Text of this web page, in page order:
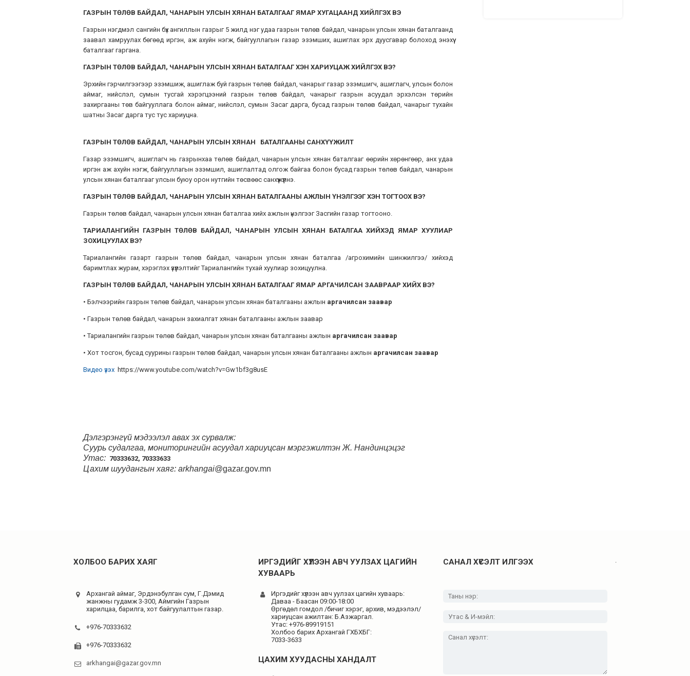
ГАЗРЫН ТӨЛӨВ БАЙДАЛ, ЧАНАРЫН УЛСЫН ХЯНАН БАТАЛГААГ ЯМАР ХУГАЦААНД ХИЙЛГЭХ ВЭ
Газрын нэгдмэл сангийн бүх ангиллын газрыг 5 жилд нэг удаа газрын төлөв байдал, чанарын улсын хянан баталгаанд
заавал хамруулах бөгөөд иргэн, аж ахуйн нэгж, байгууллагын газар эзэмших, ашиглах эрх дуусгавар болоход энэхүү
баталгааг гаргана.
ГАЗРЫН ТӨЛӨВ БАЙДАЛ, ЧАНАРЫН УЛСЫН ХЯНАН БАТАЛГААГ ХЭН ХАРИУЦАЖ ХИЙЛГЭХ ВЭ?
Эрхийн гэрчилгээгээр эзэмшиж, ашиглаж буй газрын төлөв байдал, чанарыг газар эзэмшигч, ашиглагч, улсын болон
аймаг, нийслэл, сумын тусгай хэрэгцээний газрын төлөв байдал, чанарыг газрын асуудал эрхэлсэн төрийн
захиргааны төв байгууллага болон аймаг, нийслэл, сумын Засаг дарга, бусад газрын төлөв байдал, чанарыг тухайн
шатны Засаг дарга тус тус хариуцна.
ГАЗРЫН ТӨЛӨВ БАЙДАЛ, ЧАНАРЫН УЛСЫН ХЯНАН БАТАЛГААНЫ САНХҮҮЖИЛТ
Газар эзэмшигч, ашиглагч нь газрынхаа төлөв байдал, чанарын улсын хянан баталгааг өөрийн хөрөнгөөр, анх удаа
иргэн аж ахуйн нэгж, байгууллагын эзэмшил, ашиглалтад олгож байгаа болон бусад газрын төлөв байдал, чанарын
улсын хянан баталгааг улсын буюу орон нутгийн төсвөөс санхүүжүүлнэ.
ГАЗРЫН ТӨЛӨВ БАЙДАЛ, ЧАНАРЫН УЛСЫН ХЯНАН БАТАЛГААНЫ АЖЛЫН ҮНЭЛГЭЭГ ХЭН ТОГТООХ ВЭ?
Газрын төлөв байдал, чанарын улсын хянан баталгаа хийх ажлын үнэлгээг Засгийн газар тогтооно.
ТАРИАЛАНГИЙН ГАЗРЫН ТӨЛӨВ БАЙДАЛ, ЧАНАРЫН УЛСЫН ХЯНАН БАТАЛГАА ХИЙХЭД ЯМАР ХУУЛИАР
ЗОХИЦУУЛАХ ВЭ?
Тариалангийн газарт газрын төлөв байдал, чанарын улсын хянан баталгаа /агрохимийн шинжилгээ/ хийхэд
баримтлах журам, хэрэглэх үзүүлэлтийг Тариалангийн тухай хуулиар зохицуулна.
ГАЗРЫН ТӨЛӨВ БАЙДАЛ, ЧАНАРЫН УЛСЫН ХЯНАН БАТАЛГААГ ЯМАР АРГАЧИЛСАН ЗААВРААР ХИЙХ ВЭ?
• Бэлчээрийн газрын төлөв байдал, чанарын улсын хянан баталгааны ажлын аргачилсан заавар
• Газрын төлөв байдал, чанарын захиалгат хянан баталгааны ажлын заавар
• Тариалангийн газрын төлөв байдал, чанарын улсын хянан баталгааны ажлын аргачилсан заавар
• Хот тосгон, бусад суурины газрын төлөв байдал, чанарын улсын хянан баталгааны ажлын аргачилсан заавар
Видео үзэх https://www.youtube.com/watch?v=Gw1bf3g8usE
Дэлгэрэнгүй мэдээлэл авах эх сурвалж:
Суурь судалгаа, мониторингийн асуудал хариуцсан мэргэжилтэн Ж. Нандинцэцэг
Утас: 70333632, 70333633
Цахим шуудангын хаяг: arkhangai@gazar.gov.mn
ХОЛБОО БАРИХ ХАЯГ
Архангай аймаг, Эрдэнэбулган сум, Г.Дэмид
жанжны гудамж 3-300, Аймгийн Газрын
харилцаа, барилга, хот байгуулалтын газар.
+976-70333632
+976-70333632
arkhangai@gazar.gov.mn
ИРГЭДИЙГ ХҮЛЭЭН АВЧ УУЛЗАХ ЦАГИЙН
ХУВААРЬ
Иргэдийг хүлээн авч уулзах цагийн хуваарь:
Даваа - Баасан 09:00-18:00
Өргөдөл гомдол /бичиг хэрэг, архив, мэдээлэл/
хариуцсан ажилтан: Б.Азжаргал.
Утас: +976-89919151
Холбоо барих Архангай ГХБХБГ:
7033-3633
ЦАХИМ ХУУДАСНЫ ХАНДАЛТ
САНАЛ ХҮСЭЛТ ИЛГЭЭХ .